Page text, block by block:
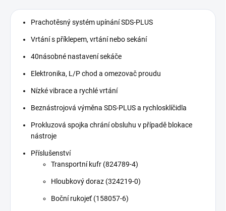
Prachotěsný systém upínání SDS-PLUS
Vrtání s příklepem, vrtání nebo sekání
40násobné nastavení sekáče
Elektronika, L/P chod a omezovač proudu
Nízké vibrace a rychlé vrtání
Beznástrojová výměna SDS-PLUS a rychlosklíčidla
Prokluzová spojka chrání obsluhu v případě blokace
nástroje
Příslušenství
Transportní kufr (824789-4)
Hloubkový doraz (324219-0)
Boční rukojeť (158057-6)